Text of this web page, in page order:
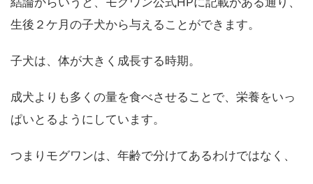
生後２ケ月の子犬から与えることができます。
子犬は、体が大きく成長する時期。
成犬よりも多くの量を食べさせることで、栄養をいっ
ぱいとるようにしています。
つまりモグワンは、年齢で分けてあるわけではなく、